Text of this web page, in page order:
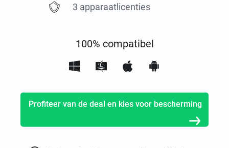
3 apparaatlicenties
100% compatibel
Profiteer van de deal en kies voor bescherming